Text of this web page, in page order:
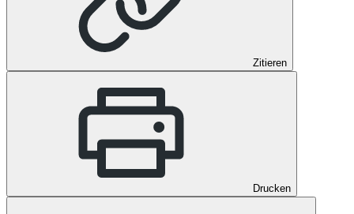
Zitieren
Drucken